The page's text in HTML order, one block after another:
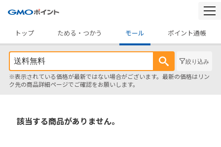
トップ
ためる・つかう モール ポイント通帳
絞り込み
※表示されている価格が最新ではない場合がございます。最新の価格はリン
ク先の商品詳細ページでご確認をお願いします。
該当する商品がありません。